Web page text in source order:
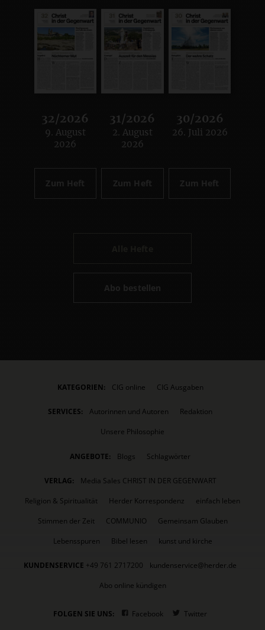
32/2026
:
9. August
2026
Zum Heft
31/2026
:
2. August
2026
Zum Heft
30/2026
:
26. Juli 2026
Zum Heft
Abo bestellen
KATEGORIEN: CIG online CIG Ausgaben
SERVICES: Autorinnen und Autoren
Redaktion
Unsere Philosophie
ANGEBOTE: Blogs Schlagwörter
VERLAG:
Media Sales CHRIST IN DER GEGENWART
Religion & Spiritualität
Herder Korrespondenz
einfach leben
Stimmen der Zeit
COMMUNIO
Gemeinsam Glauben
Lebensspuren
Bibel lesen kunst und kirche
KUNDENSERVICE +49 761 2717200
kundenservice@herder.de
Abo online kündigen
FOLGEN SIE UNS: Facebook Twitter